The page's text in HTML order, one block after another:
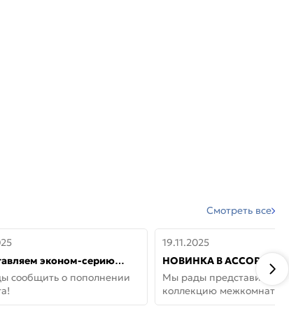
Смотреть все
эконом-серию
бренда Portika, где цена
«просто»
сообщить о пополнении
19.11.2025
НОВИНКА В
ДВЕРИ GLOSSMAT —
НЕОКЛАССИКА И УЮТ
Мы рады представить
коллекцию
GlossMat